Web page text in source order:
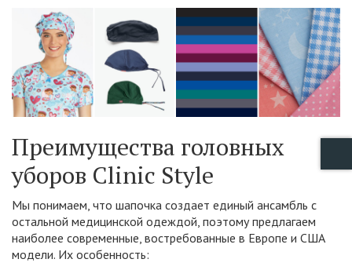
Преимущества головных
уборов Clinic Style
Мы понимаем, что шапочка создает единый ансамбль с
остальной медицинской одеждой, поэтому предлагаем
наиболее современные, востребованные в Европе и США
модели. Их особенность: